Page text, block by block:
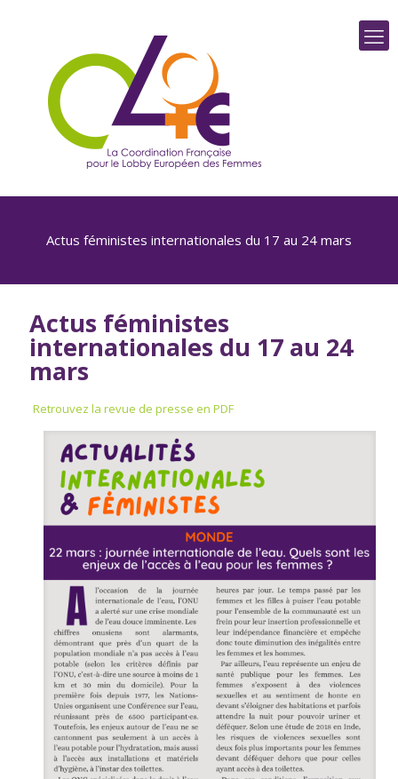
Actus féministes internationales du 17 au 24 mars
Actus féministes
internationales du 17 au 24
mars
Retrouvez la revue de presse en PDF